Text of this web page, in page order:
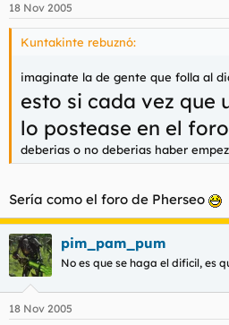
18 Nov 2005
Kuntakinte rebuznó:
imaginate la de gente que folla al
esto si cada vez que
lo postease en el foro
deberias o no deberias haber
Sería como el foro de Pherseo
pim_pam_pum
No es que se haga el dificil, es
18 Nov 2005